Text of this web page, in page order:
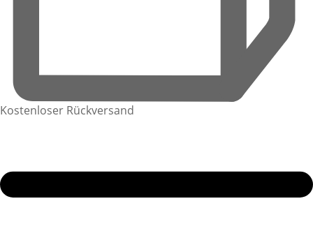
Kostenloser Rückversand